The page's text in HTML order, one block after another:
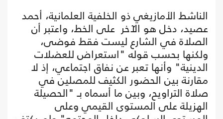
الناشط الأمازيغي ذو الخلفية العلمانية، أحمد
عصيد، دخل هو الآخر على الخط، واعتبر أن
الصلاة في الشارع ليست فقط فوضى،
ولكنها بحسب قوله "استعراض للعضلات
الدينية" وأنها تعبر عن نفاق اجتماعي، إذ لا
مقارنة بين الحضور الكثيف للمصلين في
صلاة التراويح، وبين ما أسماه بـ "الحصيلة
الهزيلة على المستوى القيمي وعلى